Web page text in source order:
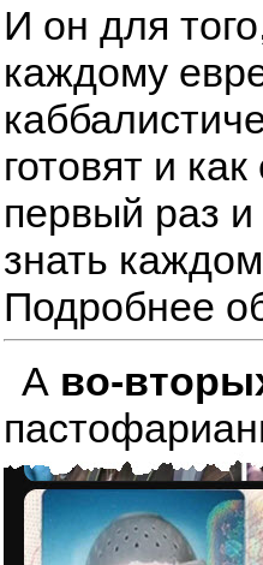
И он для
каждому
готовят и
первый раз
знать
Подробнее
А во-